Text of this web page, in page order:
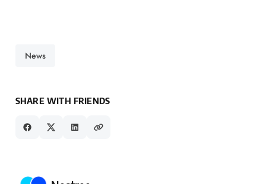
News
SHARE WITH FRIENDS